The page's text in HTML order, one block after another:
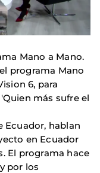
Mano a Mano.
programa Mano
6, para
más sufre el
Ecuador, hablan
en Ecuador
El programa hace
por los